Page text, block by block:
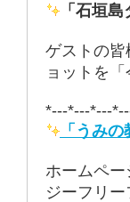
「石垣
ゲストの
ョットを
*---*---*---
「うみ
ホームペー
ジーフリ